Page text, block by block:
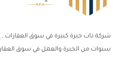
سنوات من الخبرة والعمل في سوق